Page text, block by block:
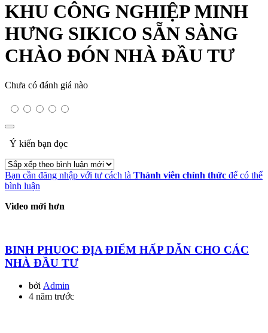
KHU CÔNG NGHIỆP MINH
HƯNG SIKICO SẴN SÀNG
CHÀO ĐÓN NHÀ ĐẦU TƯ
Chưa có đánh giá nào
Ý kiến bạn đọc
Bạn cần đăng nhập với tư cách là Thành viên chính thức để có thể
bình luận
Video mới hơn
BINH PHUOC ĐỊA ĐIỂM HẤP DẪN CHO CÁC
NHÀ ĐẦU TƯ
bởi Admin
4 năm trước